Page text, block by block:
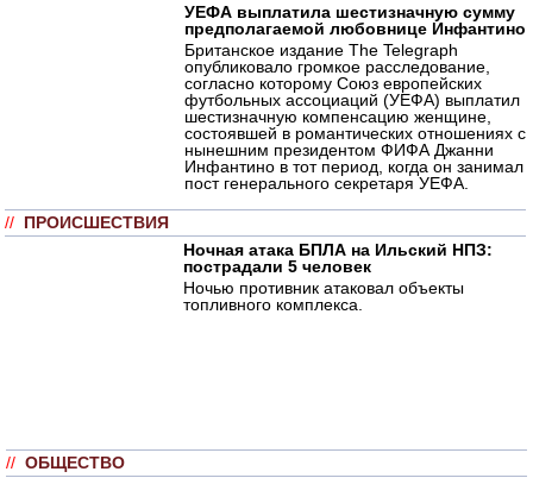
УЕФА выплатила шестизначную сумму
предполагаемой любовнице Инфантино
Британское издание The Telegraph
опубликовало громкое расследование,
согласно которому Союз европейских
футбольных ассоциаций (УЕФА) выплатил
шестизначную компенсацию женщине,
состоявшей в романтических отношениях с
нынешним президентом ФИФА Джанни
Инфантино в тот период, когда он занимал
пост генерального секретаря УЕФА.
// ПРОИСШЕСТВИЯ
Ночная атака БПЛА на Ильский НПЗ:
пострадали 5 человек
Ночью противник атаковал объекты
топливного комплекса.
// ОБЩЕСТВО